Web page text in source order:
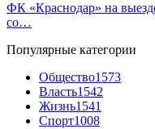
ФК «Краснодар» на
со…
Популярные категории
Общество1573
Власть1542
Жизнь1541
Спорт1008